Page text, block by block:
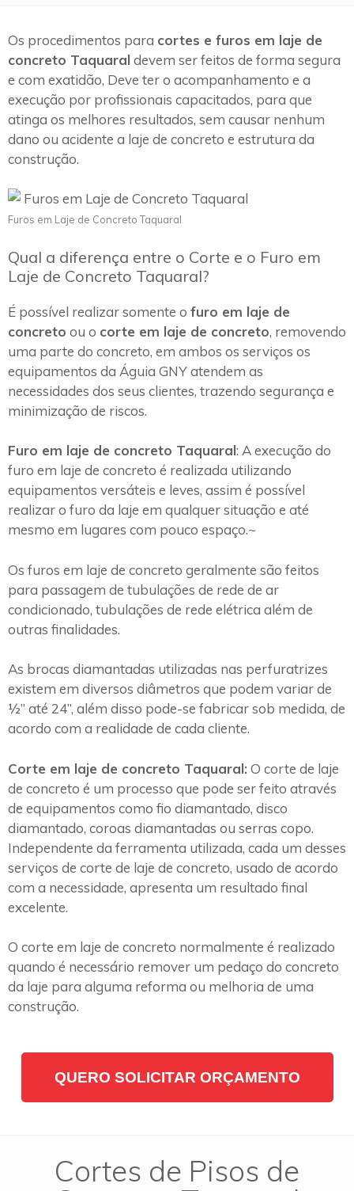
Os procedimentos para cortes e furos em laje de
concreto Taquaral devem ser feitos de forma segura
e com exatidão, Deve ter o acompanhamento e a
execução por profissionais capacitados, para que
atinga os melhores resultados, sem causar nenhum
dano ou acidente a laje de concreto e estrutura da
construção.
Furos em Laje de Concreto Taquaral
Qual a diferença entre o Corte e o Furo em
Laje de Concreto Taquaral?
É possível realizar somente o furo em laje de
concreto ou o corte em laje de concreto, removendo
uma parte do concreto, em ambos os serviços os
equipamentos da Águia GNY atendem as
necessidades dos seus clientes, trazendo segurança e
minimização de riscos.
Furo em laje de concreto Taquaral: A execução do
furo em laje de concreto é realizada utilizando
equipamentos versáteis e leves, assim é possível
realizar o furo da laje em qualquer situação e até
mesmo em lugares com pouco espaço.~
Os furos em laje de concreto geralmente são feitos
para passagem de tubulações de rede de ar
condicionado, tubulações de rede elétrica além de
outras finalidades.
As brocas diamantadas utilizadas nas perfuratrizes
existem em diversos diâmetros que podem variar de
½” até 24”, além disso pode-se fabricar sob medida, de
acordo com a realidade de cada cliente.
Corte em laje de concreto Taquaral: O corte de laje
de concreto é um processo que pode ser feito através
de equipamentos como fio diamantado, disco
diamantado, coroas diamantadas ou serras copo.
Independente da ferramenta utilizada, cada um desses
serviços de corte de laje de concreto, usado de acordo
com a necessidade, apresenta um resultado final
excelente.
O corte em laje de concreto normalmente é realizado
quando é necessário remover um pedaço do concreto
da laje para alguma reforma ou melhoria de uma
construção.
QUERO SOLICITAR ORÇAMENTO
Cortes de Pisos de